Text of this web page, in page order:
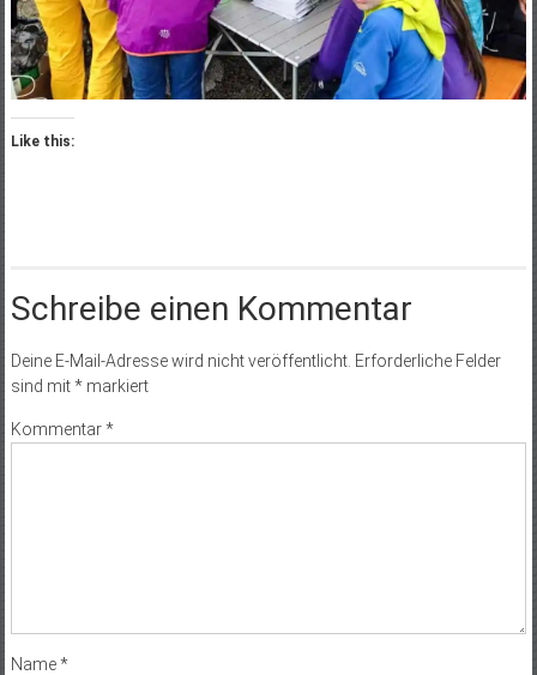
Like this:
Schreibe einen Kommentar
Deine E-Mail-Adresse wird nicht veröffentlicht. Erforderliche Felder
sind mit*markiert
Kommentar*
Name*